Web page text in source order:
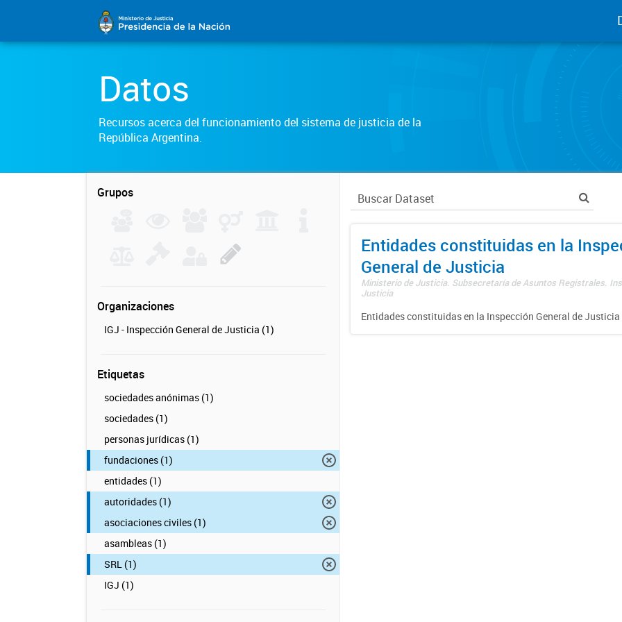
Datos
Recursos acerca del funcionamiento del sistema de justicia de la
República Argentina.
Grupos
Organizaciones
IGJ - Inspección General de Justicia (1)
Etiquetas
sociedades anónimas (1)
sociedades (1)
personas jurídicas (1)
fundaciones (1)
entidades (1)
autoridades (1)
asociaciones civiles (1)
asambleas (1)
SRL (1)
IGJ (1)
Entidades constituidas en la
General de Justicia
Ministerio de Justicia. Subsecretaría de Asuntos Registrales.
Justicia
Entidades constituidas en la Inspección General de Justicia